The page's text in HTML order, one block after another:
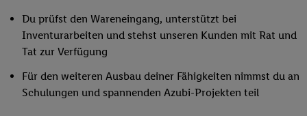
Du prüfst den Wareneingang, unterstützt bei
Inventurarbeiten und stehst unseren Kunden mit Rat und
Tat zur Verfügung
Für den weiteren Ausbau deiner Fähigkeiten nimmst du an
Schulungen und spannenden Azubi-Projekten teil